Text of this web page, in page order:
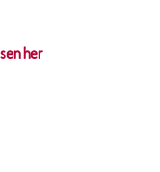
her